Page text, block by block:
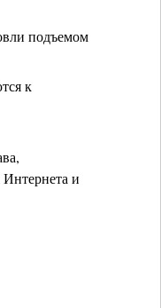
подъемом
к
и